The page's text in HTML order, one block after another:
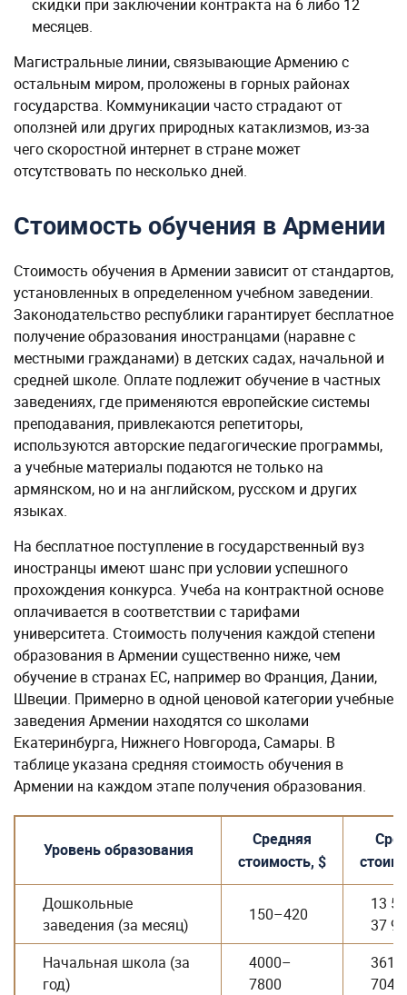
скидки при заключении контракта на 6 либо 12
месяцев.
Магистральные линии, связывающие Армению с
остальным миром, проложены в горных районах
государства. Коммуникации часто страдают от
оползней или других природных катаклизмов, из-за
чего скоростной интернет в стране может
отсутствовать по несколько дней.
Стоимость обучения в Армении
Стоимость обучения в Армении зависит от стандартов,
установленных в определенном учебном заведении.
Законодательство республики гарантирует бесплатное
получение образования иностранцами (наравне с
местными гражданами) в детских садах, начальной и
средней школе. Оплате подлежит обучение в частных
заведениях, где применяются европейские системы
преподавания, привлекаются репетиторы,
используются авторские педагогические программы,
а учебные материалы подаются не только на
армянском, но и на английском, русском и других
языках.
На бесплатное поступление в государственный вуз
иностранцы имеют шанс при условии успешного
прохождения конкурса. Учеба на контрактной основе
оплачивается в соответствии с тарифами
университета. Стоимость получения каждой степени
образования в Армении существенно ниже, чем
обучение в странах ЕС, например во Франция, Дании,
Швеции. Примерно в одной ценовой категории учебные
заведения Армении находятся со школами
Екатеринбурга, Нижнего Новгорода, Самары. В
таблице указана средняя стоимость обучения в
Армении на каждом этапе получения образования.
Уровень образования
Средняя
стоимость, $
Дошкольные
заведения (за месяц)
150–420
13
37
Начальная школа (за
год)
4000–
7800
361
704